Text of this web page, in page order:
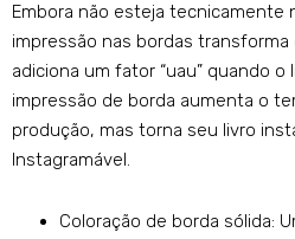
Embora não esteja tecnicamente
impressão nas bordas transforma
adiciona um fator “uau” quando o
impressão de borda aumenta o
produção, mas torna seu livro
Instagramável.
Coloração de borda sólida: